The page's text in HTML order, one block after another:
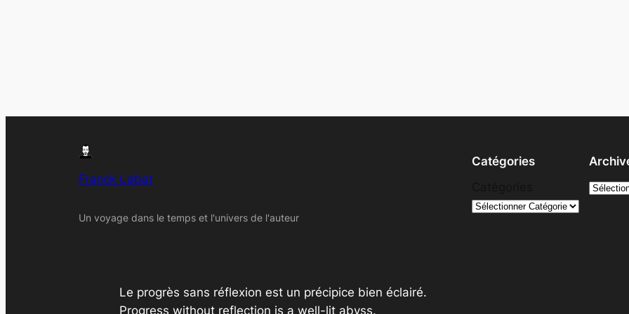
Franck Labat
Un voyage dans le temps et l'univers de l'auteur
Catégories
A
Le progrès sans réflexion est un précipice bien éclairé.
Progress without reflection is a well-lit abyss.